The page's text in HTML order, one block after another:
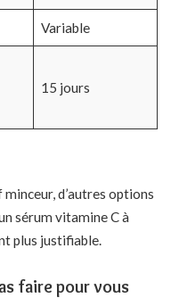
Variable
15 jours
d’autres options
sérum vitamine C à
plus justifiable.
faire pour vous